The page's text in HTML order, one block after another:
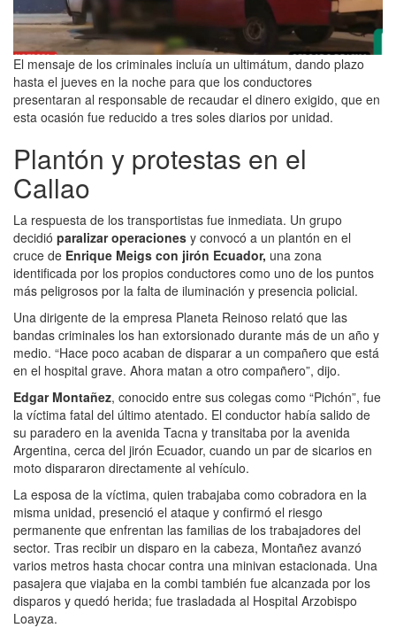
El mensaje de los criminales incluía un ultimátum, dando plazo
hasta el jueves en la noche para que los conductores
presentaran al responsable de recaudar el dinero exigido, que en
esta ocasión fue reducido a tres soles diarios por unidad.
Plantón y protestas en el
Callao
La respuesta de los transportistas fue inmediata. Un grupo
decidió paralizar operaciones y convocó a un plantón en el
cruce de Enrique Meigs con jirón Ecuador, una zona
identificada por los propios conductores como uno de los puntos
más peligrosos por la falta de iluminación y presencia policial.
Una dirigente de la empresa Planeta Reinoso relató que las
bandas criminales los han extorsionado durante más de un año y
medio. “Hace poco acaban de disparar a un compañero que está
en el hospital grave. Ahora matan a otro compañero”, dijo.
Edgar Montañez, conocido entre sus colegas como “Pichón”, fue
la víctima fatal del último atentado. El conductor había salido de
su paradero en la avenida Tacna y transitaba por la avenida
Argentina, cerca del jirón Ecuador, cuando un par de sicarios en
moto dispararon directamente al vehículo.
La esposa de la víctima, quien trabajaba como cobradora en la
misma unidad, presenció el ataque y confirmó el riesgo
permanente que enfrentan las familias de los trabajadores del
sector. Tras recibir un disparo en la cabeza, Montañez avanzó
varios metros hasta chocar contra una minivan estacionada. Una
pasajera que viajaba en la combi también fue alcanzada por los
disparos y quedó herida; fue trasladada al Hospital Arzobispo
Loayza.